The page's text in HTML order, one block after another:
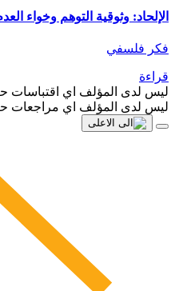
الإلحاد: وثوقية التوهم وخواء
فكر فلسفي
قراءة
ليس لدى المؤلف اي اقتباسات
ليس لدى المؤلف اي مراجعات